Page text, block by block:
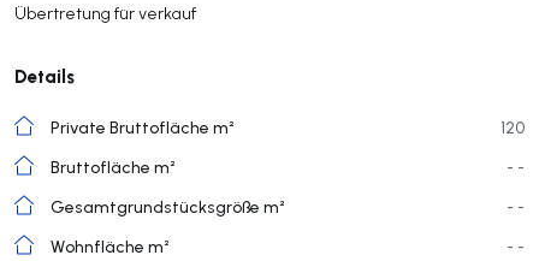
Übertretung für verkauf
Details
Private Bruttofläche m²
120
Bruttofläche m²
- -
Gesamtgrundstücksgröße m²
- -
Wohnfläche m²
- -